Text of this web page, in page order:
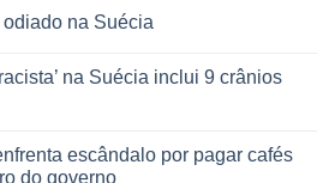
na Suécia
na Suécia inclui 9 crânios
escândalo por pagar cafés
do governo